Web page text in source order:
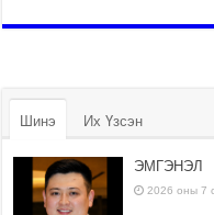
Шинэ Их Үзсэн
ЭМГЭНЭЛ
2026 оны 7